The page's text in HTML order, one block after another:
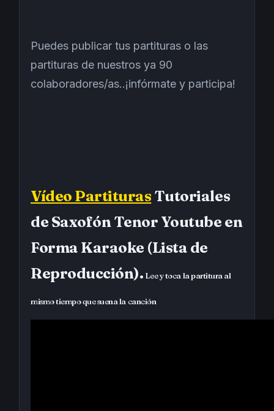
Puedes publicar tus partituras o las
partituras de nuestros ya 90
colaboradores/as..¡infórmate y participa!
Vídeo PartiturasTutoriales
de Saxofón Tenor Youtube en
Forma Karaoke (Lista de
Reproducción). Lee y toca la partitura al
mismo tiempo que suena la canción